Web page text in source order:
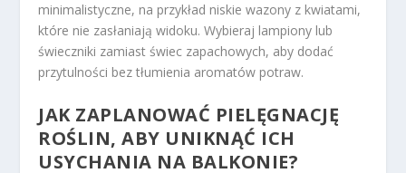
minimalistyczne, na przykład niskie wazony z kwiatami,
które nie zasłaniają widoku. Wybieraj lampiony lub
świeczniki zamiast świec zapachowych, aby dodać
przytulności bez tłumienia aromatów potraw.
JAK ZAPLANOWAĆ PIELĘGNACJĘ
ROŚLIN, ABY UNIKNĄĆ ICH
USYCHANIA NA BALKONIE?